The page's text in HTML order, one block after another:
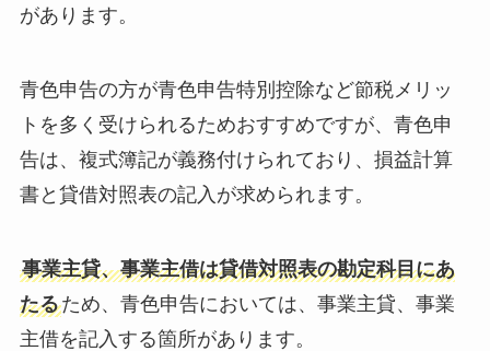
があります。
青色申告の方が青色申告特別控除など節税メリッ
トを多く受けられるためおすすめですが、青色申
告は、複式簿記が義務付けられており、損益計算
書と貸借対照表の記入が求められます。
事業主貸、事業主借は貸借対照表の勘定科目にあ
たるため、青色申告においては、事業主貸、事業
主借を記入する箇所があります。